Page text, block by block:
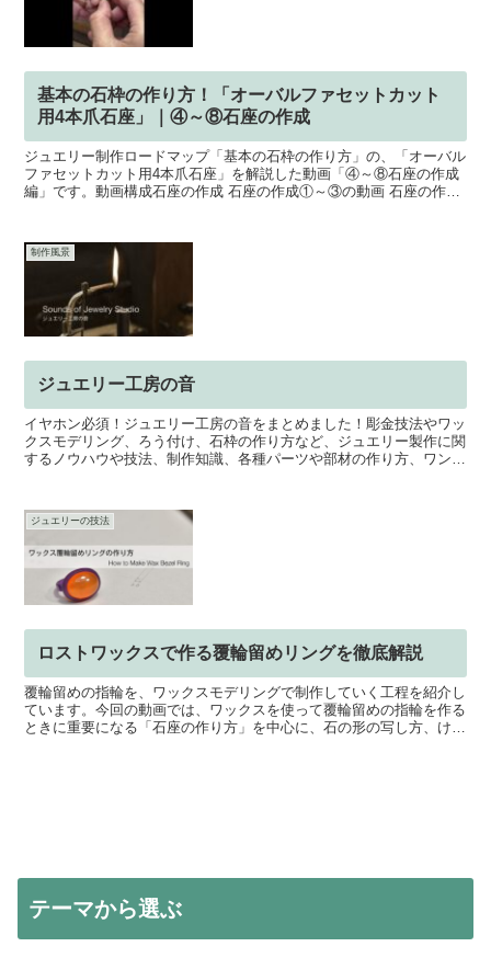
基本の石枠の作り方！「オーバルファセットカット
用4本爪石座」｜④～⑧石座の作成
ジュエリー制作ロードマップ「基本の石枠の作り方」の、「オーバル
ファセットカット用4本爪石座」を解説した動画「④～⑧石座の作成
編」です。動画構成石座の作成 石座の作成①～③の動画 石座の作成
制作風景
ジュエリー工房の音
イヤホン必須！ジュエリー工房の音をまとめました！彫金技法やワッ
クスモデリング、ろう付け、石枠の作り方など、ジュエリー製作に関
するノウハウや技法、制作知識、各種パーツや部材の作り方、ワンポ
ジュエリーの技法
ロストワックスで作る覆輪留めリングを徹底解説
覆輪留めの指輪を、ワックスモデリングで制作していく工程を紹介し
ています。今回の動画では、ワックスを使って覆輪留めの指輪を作る
ときに重要になる「石座の作り方」を中心に、石の形の写し方、けが
テーマから選ぶ